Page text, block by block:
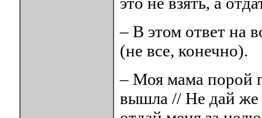
– В этом ответ на
(не все, конечно).
– Моя мама порой
вышла // Не дай же